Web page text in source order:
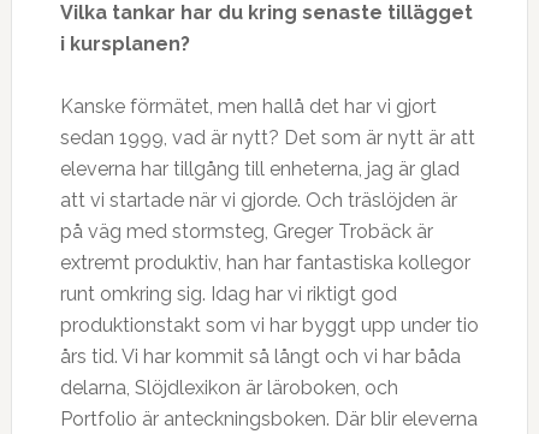
Vilka tankar har du kring senaste tillägget
i kursplanen?
Kanske förmätet, men hallå det har vi gjort
sedan 1999, vad är nytt? Det som är nytt är att
eleverna har tillgång till enheterna, jag är glad
att vi startade när vi gjorde. Och träslöjden är
på väg med stormsteg, Greger Trobäck är
extremt produktiv, han har fantastiska kollegor
runt omkring sig. Idag har vi riktigt god
produktionstakt som vi har byggt upp under tio
års tid. Vi har kommit så långt och vi har båda
delarna, Slöjdlexikon är läroboken, och
Portfolio är anteckningsboken. Där blir eleverna